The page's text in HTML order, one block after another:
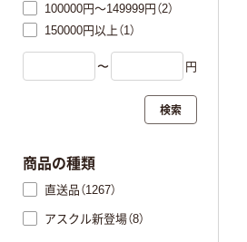
100000円～149999円（2）
150000円以上（1）
〜 円
検索
商品の種類
直送品（1267）
アスクル新登場（8）